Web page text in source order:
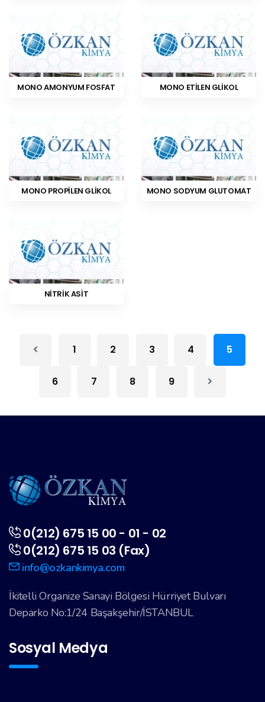
MONO AMONYUM FOSFAT MONO ETİLEN GLİKOL
MONO PROPİLEN GLİKOL MONO SODYUM GLUTOMAT
NİTRİK ASİT
1 2 3 4 5
6 7 8 9
0(212) 675 15 00 - 01 - 02
0(212) 675 15 03 (Fax)
info@ozkankimya.com
İkitelli Organize Sanayi Bölgesi Hürriyet Bulvarı
Deparko No:1/24 Başakşehir/İSTANBUL
Sosyal Medya